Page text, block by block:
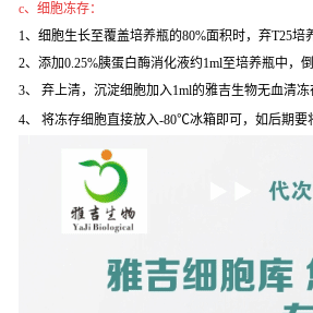
c、细胞冻存：
1、细胞生长至覆盖培养瓶的80%面积时，弃T25培
2、添加0.25%胰蛋白酶消化液约1ml至培养瓶中，
3、 弃上清，沉淀细胞加入1ml的雅吉生物无血清
4、 将冻存细胞直接放入-80℃冰箱即可，如后期要